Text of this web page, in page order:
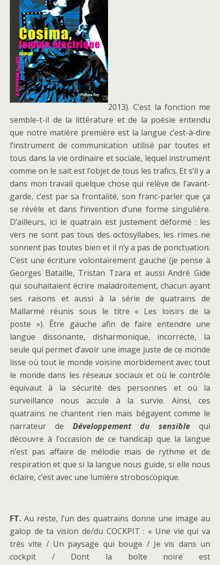
2013). C’est la fonction me
semble-t-il de la littérature et de la poésie entendu
que notre matière première est la langue c’est-à-dire
l’instrument de communication utilisé par toutes et
tous dans la vie ordinaire et sociale, lequel instrument
comme on le sait est l’objet de tous les trafics. Et s’il y a
dans mon travail quelque chose qui relève de l’avant-
garde, c’est par sa frontalité, son franc-parler que ça
se révèle et dans l’invention d’une forme singulière.
D’ailleurs, ici le quatrain est justement déformé : les
vers ne sont pas tous des octosyllabes, les rimes ne
sonnent pas toutes bien et il n’y a pas de ponctuation.
C’est une écriture volontairement gauche (je pense à
Georges Bataille, Tristan Tzara et aussi André Gide
qui souhaitaient écrire maladroitement, chacun ayant
ses raisons et aussi à la série de quatrains de
Mallarmé réunis sous le titre « Les loisirs de la
poste »). Être gauche afin de faire entendre une
langue dissonante, disharmonique, incorrecte, la
seule qui permet d’avoir une image juste de ce monde
lisse où tout le monde voisine morbidement avec tout
le monde dans les réseaux sociaux et où le contrôle
équivaut à la sécurité des personnes et où la
surveillance nous accule à la survie. Ainsi, ces
quatrains ne chantent rien mais bégayent comme le
narrateur de Développement du sensible qui
découvre à l’occasion de ce handicap que la langue
n’est pas affaire de mélodie mais de rythme et de
respiration et que si la langue nous guide, si elle nous
éclaire, c’est avec une lumière stroboscopique.
FT.Au reste, l’un des quatrains donne une image au
galop de ta vision de/du COCKPIT : « Une vie qui va
très vite / Un paysage qui bouge / Je vis dans un
cockpit / Dont la boîte noire est